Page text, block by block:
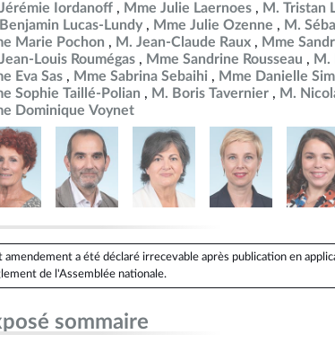
Iordanoff
Mme Julie Laernoes
M. Tristan
Lucas-Lundy
Mme Julie Ozenne
M.
Marie Pochon
M. Jean-Claude Raux
Mme
Louis Roumégas
Mme Sandrine Rousseau
M.
Eva Sas
Mme Sabrina Sebaihi
Mme Danielle
Sophie Taillé-Polian
M. Boris Tavernier
M.
Dominique Voynet
amendement a été déclaré irrecevable après publication en
de l'Assemblée nationale.
sommaire